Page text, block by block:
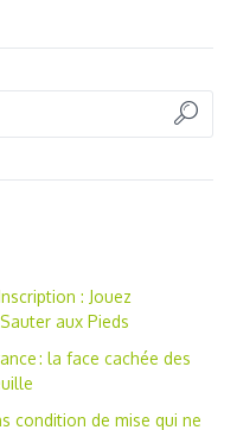
: Jouez
aux Pieds
: la face cachée des
condition de mise qui ne